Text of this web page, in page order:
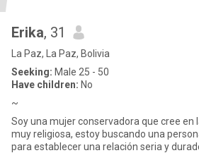
Erika, 31
La Paz, La Paz, Bolivia
Seeking: Male 25 - 50
Have children: No
~
Soy una mujer conservadora que cree en
muy religiosa, estoy buscando una
para establecer una relación seria y